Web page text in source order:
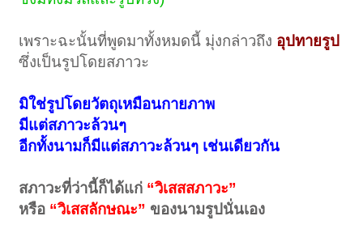
เพราะฉะนั้นที่พูดมาทั้งหมดนี้ มุ่งกล่าวถึง อุปทายรูป
ซึ่งเป็นรูปโดยสภาวะ
มิใช่รูปโดยวัตถุเหมือนกายภาพ
มีแต่สภาวะล้วนๆ
อีกทั้งนามก็มีแต่สภาวะล้วนๆ เช่นเดียวกัน
สภาวะที่ว่านี้ก็ได้แก่ “วิเสสสภาวะ”
หรือ “วิเสสลักษณะ” ของนามรูปนั่นเอง